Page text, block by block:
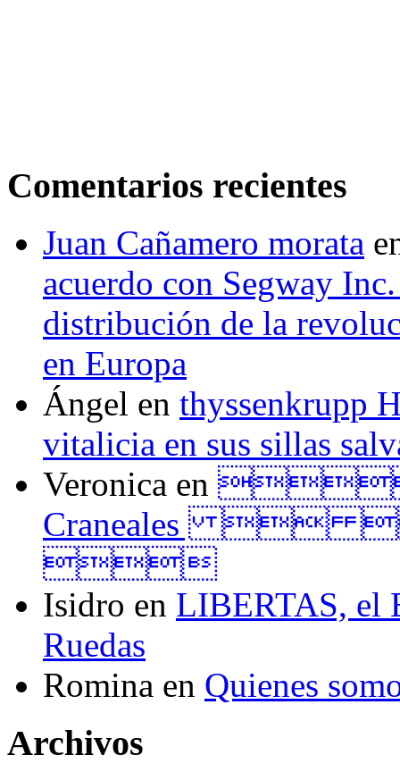
Comentarios recientes
Juan Cañamero morata
acuerdo con Segway
distribución de la
en Europa
Ángel en thyssenkrupp
vitalicia en sus sillas
Veronica en
Craneales 

Isidro en LIBERTAS, el
Ruedas
Romina en Quienes
Archivos